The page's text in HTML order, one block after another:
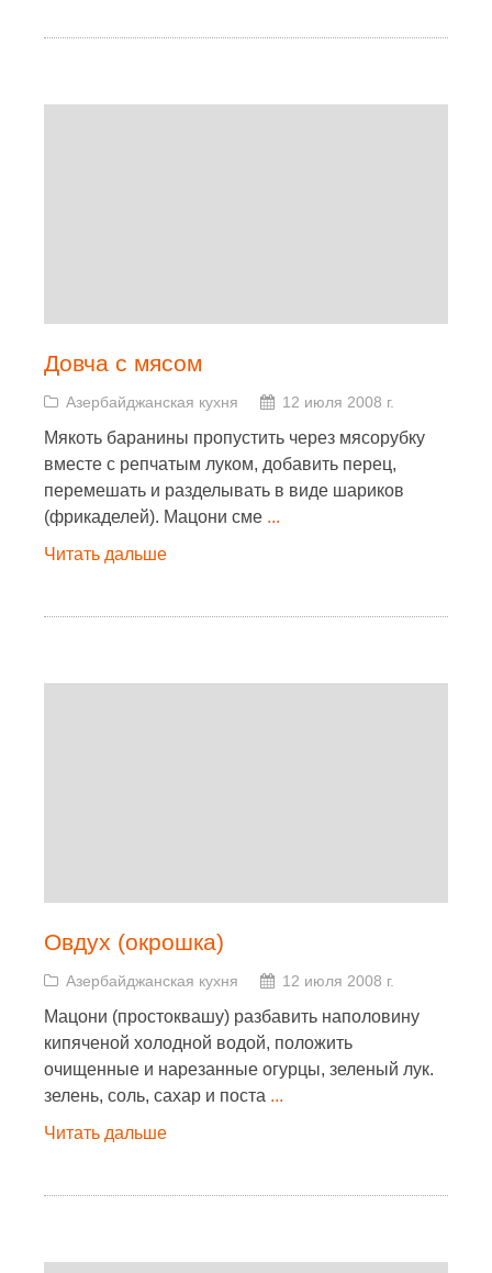
Довча с мясом
Азербайджанская кухня 12 июля 2008 г.
Мякоть баранины пропустить через мясорубку
вместе с репчатым луком, добавить перец,
перемешать и разделывать в виде шариков
(фрикаделей). Мацони сме ...
Читать дальше
Овдух (окрошка)
Азербайджанская кухня 12 июля 2008 г.
Мацони (простоквашу) разбавить наполовину
кипяченой холодной водой, положить
очищенные и нарезанные огурцы, зеленый лук.
зелень, соль, сахар и поста ...
Читать дальше